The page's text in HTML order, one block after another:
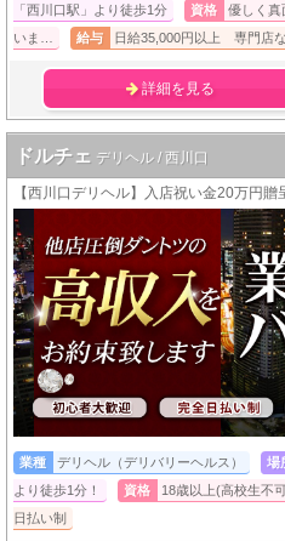
「西川口駅」より徒歩1分
資格
優しく真
いま…
給与 日給35,000円以上 専門店
詳細を見る
ドルチェ デリヘル / 西川口
【西川口デリヘル】入店祝い金20万円
業種 デリヘル（デリバリーヘルス） 場
より徒歩1分！
資格 18歳以上(高校生不
日払い制